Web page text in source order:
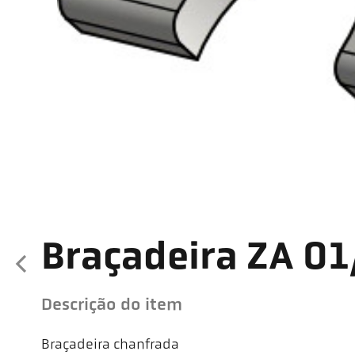
Braçadeira ZA
Descrição do item
Braçadeira chanfrada